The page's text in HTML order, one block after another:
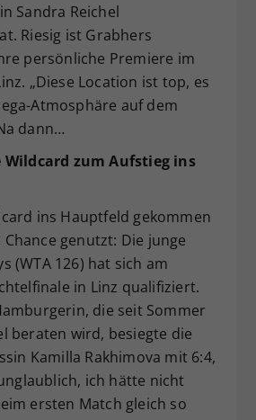
Sandra Reichel
Riesig ist Grabhers
persönliche Premiere im
„Diese Location ist top, es
Atmosphäre auf dem
dann…
zum Aufstieg ins
ins Hauptfeld gekommen
genutzt: Die junge
(WTA 126) hat sich am
in Linz qualifiziert.
die seit Sommer
beraten wird, besiegte die
Kamilla Rakhimova mit 6:4,
ich hätte nicht
ersten Match gleich so